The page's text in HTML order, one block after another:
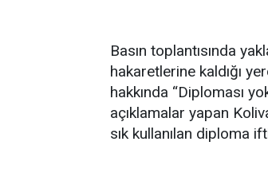
Basın toplantısında
hakaretlerine kaldığı
hakkında “Diploması
açıklamalar yapan
sık kullanılan diploma